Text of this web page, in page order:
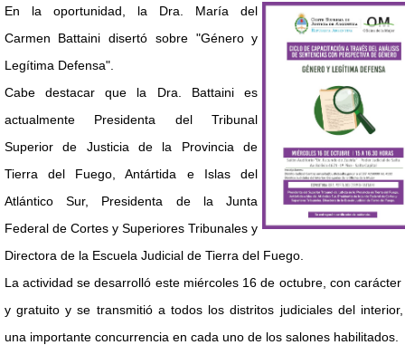
En la oportunidad, la Dra. María del
Carmen Battaini disertó sobre "Género y
Legítima Defensa".
Cabe destacar que la Dra. Battaini es
actualmente Presidenta del Tribunal
Superior de Justicia de la Provincia de
Tierra del Fuego, Antártida e Islas del
Atlántico Sur, Presidenta de la Junta
Federal de Cortes y Superiores Tribunales y
Directora de la Escuela Judicial de Tierra del Fuego.
La actividad se desarrolló este miércoles 16 de octubre, con carácter
y gratuito y se transmitió a todos los distritos judiciales del
una importante concurrencia en cada uno de los salones habilitados.